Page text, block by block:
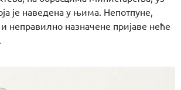
је наведена у њима. Непотпуне,
неправилно назначене пријаве неће